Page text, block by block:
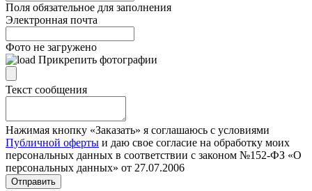
Поля обязательное для заполнения
Электронная почта
Фото не загружено
Прикрепить фотографии
Текст сообщения
Нажимая кнопку «Заказать» я соглашаюсь с условиями
Публичной оферты и даю свое согласие на обработку моих
персональных данных в соответствии с законом №152-ФЗ «О
персональных данных» от 27.07.2006
Отправить